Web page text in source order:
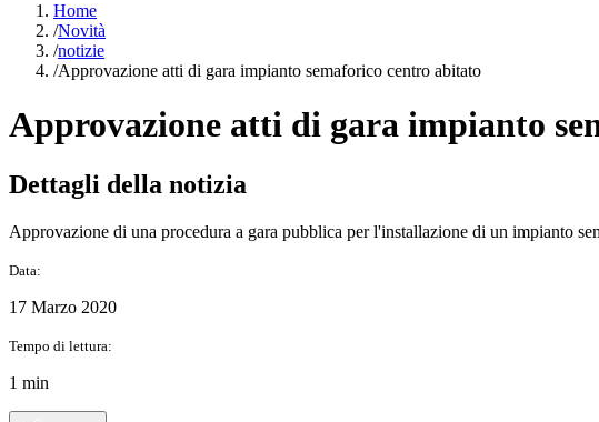
Home
/Novità
/notizie
/Approvazione atti di gara impianto semaforico centro abitato
Approvazione atti di gara impianto
Dettagli della notizia
Approvazione di una procedura a gara pubblica per l'installazione di un impianto
Data:
17 Marzo 2020
Tempo di lettura:
1 min